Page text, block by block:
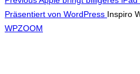
Präsentiert von WordPress Inspiro
WPZOOM